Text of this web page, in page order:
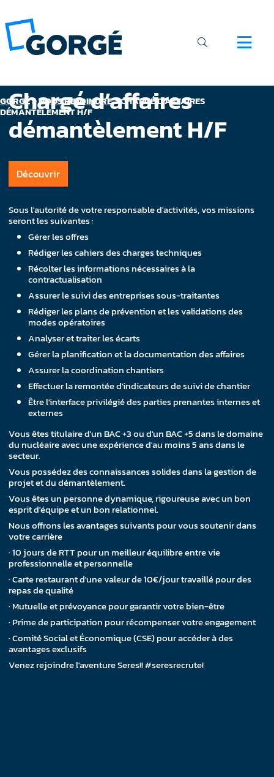
GORGÉ>NOUS REJOINDRE>CHARGÉ D’AFFAIRES
DÉMANTÈLEMENT H/F
Chargé d’affaires
démantèlement H/F
Découvrir
Sous l'autorité de votre responsable d'activités, vos missions
seront les suivantes :
Gérer les offres
Rédiger les cahiers des charges techniques
Récolter les informations nécessaires à la
contractualisation
Assurer le suivi des entreprises sous-traitantes
Rédiger les plans de prévention et les validations des
modes opératoires
Analyser et traiter les écarts
Gérer la planification et la documentation des affaires
Assurer la coordination chantiers
Effectuer la remontée d'indicateurs de suivi de chantier
Être l'interface privilégié des parties prenantes internes et
externes
Vous êtes titulaire d'un BAC +3 ou d'un BAC +5 dans le domaine
du nucléaire avec une expérience d'au moins 5 ans dans le
secteur.
Vous possédez des connaissances solides dans la gestion de
projet et du démantèlement.
Vous êtes un personne dynamique, rigoureuse avec un bon
esprit d'équipe et un bon relationnel.
Nous offrons les avantages suivants pour vous soutenir dans
votre carrière
· 10 jours de RTT pour un meilleur équilibre entre vie
professionnelle et personnelle
· Carte restaurant d'une valeur de 10€/jour travaillé pour des
repas de qualité
· Mutuelle et prévoyance pour garantir votre bien-être
· Prime de participation pour récompenser votre engagement
· Comité Social et Économique (CSE) pour accéder à des
avantages exclusifs
Venez rejoindre l'aventure Seres!! #seresrecrute!